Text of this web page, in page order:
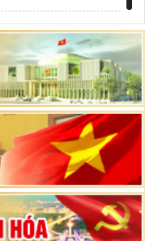
Nhất, Quốc hội khóa XVI
bỏ phiếu bầu cử ĐBQH
HĐND các cấp nhiệm kỳ
Nam: vì lợi ích Nhân dân,
đất nước
dung Đại hội đại biểu
lần thứ XX, nhiệm kỳ